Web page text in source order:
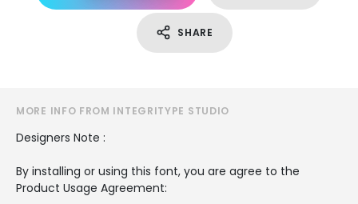
SHARE
MORE INFO FROM INTEGRITYPE STUDIO
Designers Note :
By installing or using this font, you are agree to the
Product Usage Agreement: